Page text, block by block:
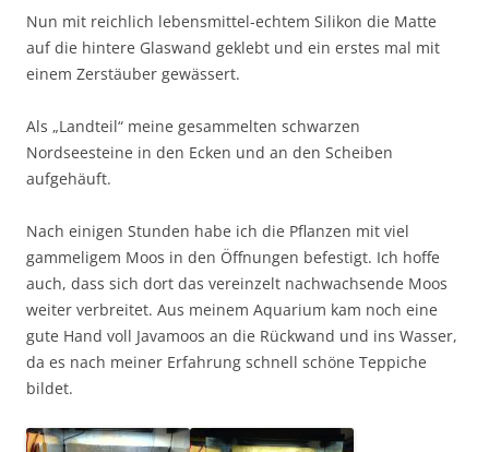
Nun mit reichlich lebensmittel-echtem Silikon die Matte
auf die hintere Glaswand geklebt und ein erstes mal mit
einem Zerstäuber gewässert.
Als „Landteil“ meine gesammelten schwarzen
Nordseesteine in den Ecken und an den Scheiben
aufgehäuft.
Nach einigen Stunden habe ich die Pflanzen mit viel
gammeligem Moos in den Öffnungen befestigt. Ich hoffe
auch, dass sich dort das vereinzelt nachwachsende Moos
weiter verbreitet. Aus meinem Aquarium kam noch eine
gute Hand voll Javamoos an die Rückwand und ins Wasser,
da es nach meiner Erfahrung schnell schöne Teppiche
bildet.